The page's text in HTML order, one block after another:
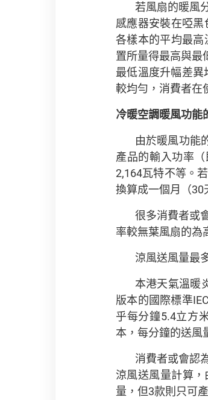
若風扇的暖風
感應器安裝在啞
各樣本的平均最高
置所量得最高與最
最低溫度升幅差
較均勻，消費者在
冷暖空調暖風功能
由於暖風功能
產品的輸入功率
2,164瓦特不等。
換算成一個月（30
很多消費者或
率較無葉風扇的為
涼風送風量最
本港天氣溫暖
版本的國際標準
乎每分鐘5.4立方
本，每分鐘的送風
消費者或會認
涼風送風量計算
量，但3款則只可